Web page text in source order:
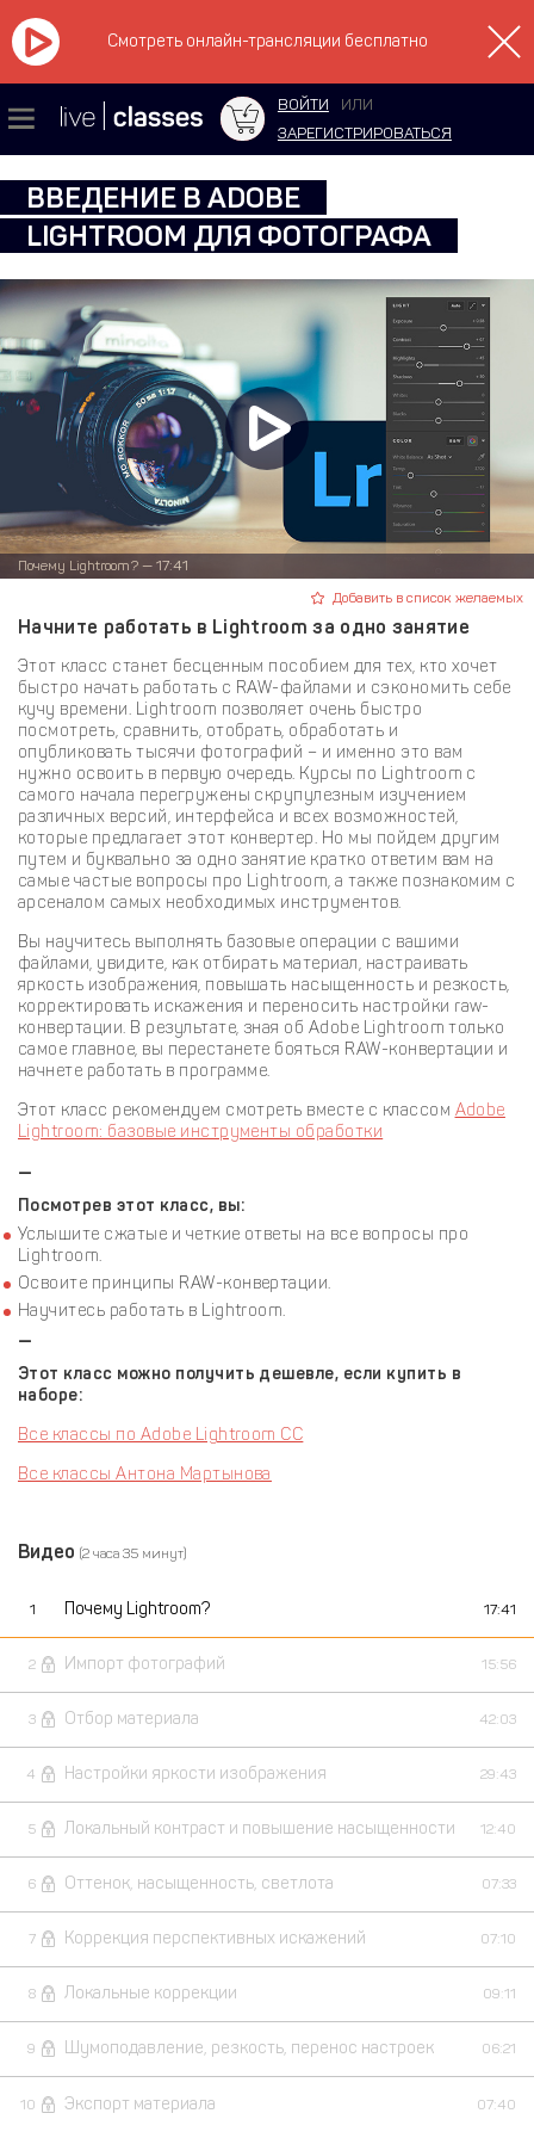
Смотреть онлайн-трансляции бесплатно
ВОЙТИ
ИЛИ
ЗАРЕГИСТРИРОВАТЬСЯ
ВВЕДЕНИЕ В ADOBE
LIGHTROOM ДЛЯ ФОТОГРАФА
Почему Lightroom? — 17:41
Добавить в список желаемых
Начните работать в Lightroom за одно занятие
Этот класс станет бесценным пособием для тех, кто хочет
быстро начать работать с RAW-файлами и сэкономить себе
кучу времени. Lightroom позволяет очень быстро
посмотреть, сравнить, отобрать, обработать и
опубликовать тысячи фотографий – и именно это вам
нужно освоить в первую очередь. Курсы по Lightroom с
самого начала перегружены скрупулезным изучением
различных версий, интерфейса и всех возможностей,
которые предлагает этот конвертер. Но мы пойдем другим
путем и буквально за одно занятие кратко ответим вам на
самые частые вопросы про Lightroom, а также познакомим с
арсеналом самых необходимых инструментов.
Вы научитесь выполнять базовые операции с вашими
файлами, увидите, как отбирать материал, настраивать
яркость изображения, повышать насыщенность и резкость,
корректировать искажения и переносить настройки raw-
конвертации. В результате, зная об Adobe Lightroom только
самое главное, вы перестанете бояться RAW-конвертации и
начнете работать в программе.
Этот класс рекомендуем смотреть вместе с классом Adobe
Lightroom: базовые инструменты обработки
—
Посмотрев этот класс, вы:
Услышите сжатые и четкие ответы на все вопросы про
Lightroom.
Освоите принципы RAW-конвертации.
Научитесь работать в Lightroom.
—
Этот класс можно получить дешевле, если купить в
наборе:
Все классы по Adobe Lightroom CC
Все классы Антона Мартынова
Видео (2 часа 35 минут)
1 Почему Lightroom? 17:41
2 Импорт фотографий 15:56
3 Отбор материала 42:03
4 Настройки яркости изображения 29:43
5 Локальный контраст и повышение насыщенности 12:40
6 Оттенок, насыщенность, светлота 07:33
7 Коррекция перспективных искажений 07:10
8 Локальные коррекции 09:11
9 Шумоподавление, резкость, перенос настроек 06:21
10 Экспорт материала 07:40